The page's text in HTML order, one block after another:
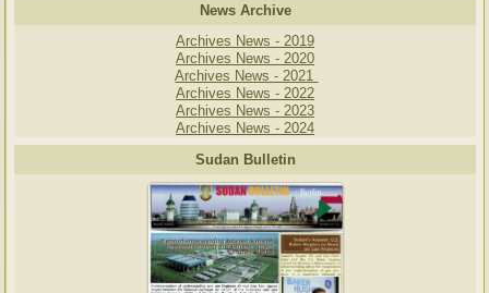
News Archive
Archives News - 2019
Archives News - 2020
Archives News - 2021
Archives News - 2022
Archives News - 2023
Archives News - 2024
Sudan Bulletin